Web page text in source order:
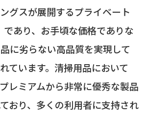
グスが展開するプライベート
であり、お手頃な価格でありな
に劣らない高品質を実現して
ています。清掃用品において
レミアムから非常に優秀な製品
おり、多くの利用者に支持され